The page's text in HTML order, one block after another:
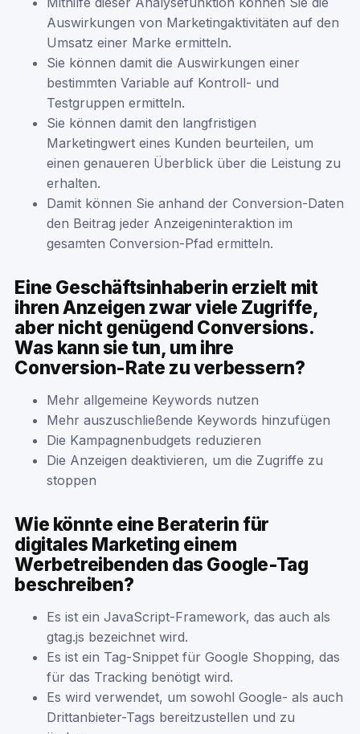
Auswirkungen von Marketingaktivitäten auf den
Umsatz einer Marke ermitteln.
Sie können damit die Auswirkungen einer
bestimmten Variable auf Kontroll- und
Testgruppen ermitteln.
Sie können damit den langfristigen
Marketingwert eines Kunden beurteilen, um
einen genaueren Überblick über die Leistung zu
erhalten.
Damit können Sie anhand der Conversion-Daten
den Beitrag jeder Anzeigeninteraktion im
gesamten Conversion-Pfad ermitteln.
Eine Geschäftsinhaberin erzielt mit
ihren Anzeigen zwar viele Zugriffe,
aber nicht genügend Conversions.
Was kann sie tun, um ihre
Conversion-Rate zu verbessern?
Mehr allgemeine Keywords nutzen
Mehr auszuschließende Keywords hinzufügen
Die Kampagnenbudgets reduzieren
Die Anzeigen deaktivieren, um die Zugriffe zu
stoppen
Wie könnte eine Beraterin für
digitales Marketing einem
Werbetreibenden das Google-Tag
beschreiben?
Es ist ein JavaScript-Framework, das auch als
gtag.js bezeichnet wird.
Es ist ein Tag-Snippet für Google Shopping, das
für das Tracking benötigt wird.
Es wird verwendet, um sowohl Google- als auch
Drittanbieter-Tags bereitzustellen und zu